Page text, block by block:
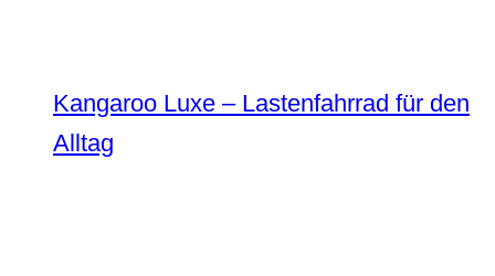
Kangaroo Luxe – Lastenfahrrad für den
Alltag